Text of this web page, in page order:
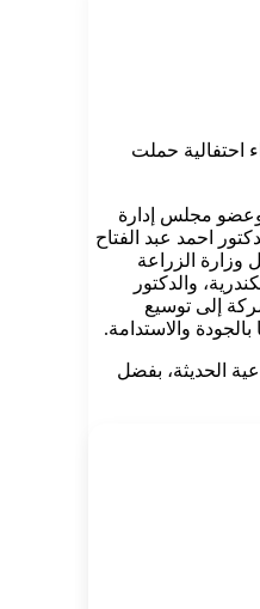
احتفالية حملت
مجلس إدارة
احمد عبد الفتاح
وزارة الزراعة
والدكتور
إلى توسيع
الحديثة، بفضل